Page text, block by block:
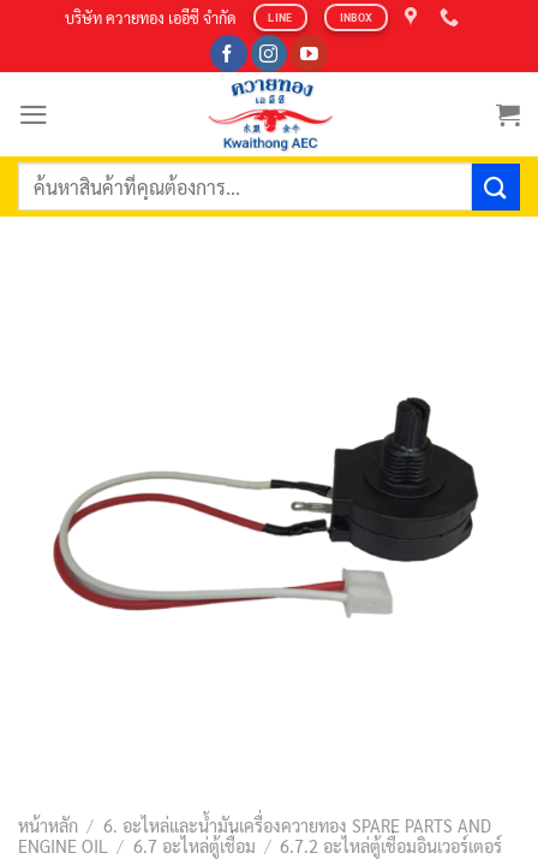
content
บริษัท ควายทอง เออีซี จำกัด LINE INBOX
ค้นหา:
หน้าหลัก / 6. อะไหล่และน้ำมันเครื่องควายทอง SPARE PARTS AND
ENGINE OIL
/ 6.7 อะไหล่ตู้เชื่อม / 6.7.2 อะไหล่ตู้เชื่อมอินเวอร์เตอร์